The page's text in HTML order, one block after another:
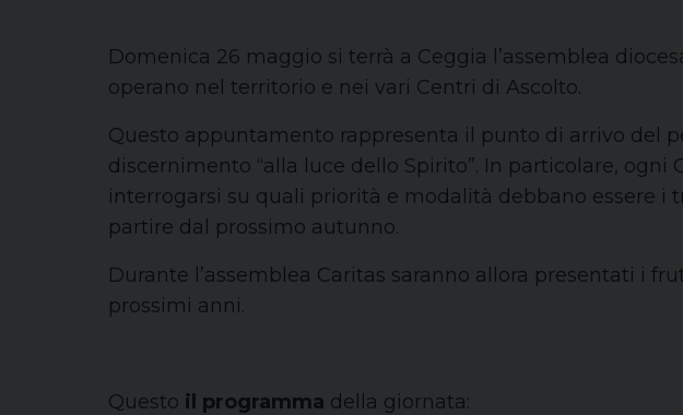
Domenica 26 maggio si terrà a Ceggia l’assemblea
operano nel territorio e nei vari Centri di Ascolto.
Questo appuntamento rappresenta il punto di arrivo del
discernimento “alla luce dello Spirito”. In particolare,
interrogarsi su quali priorità e modalità debbano essere
partire dal prossimo autunno.
Durante l’assemblea Caritas saranno allora presentati i
prossimi anni.
Questo il programma della giornata: